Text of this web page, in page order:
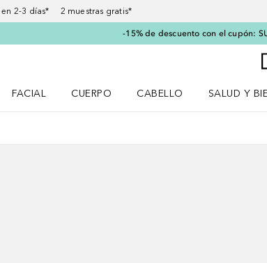
2-3 días* 2 muestras gratis*
-15% de descuento con el cupón:
FACIAL
CUERPO
CABELLO
SALUD Y